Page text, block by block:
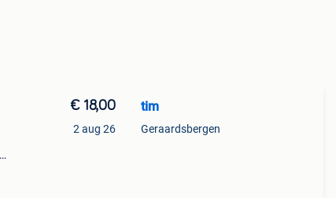
€ 18,00
2 aug 26
tim
Geraardsbergen